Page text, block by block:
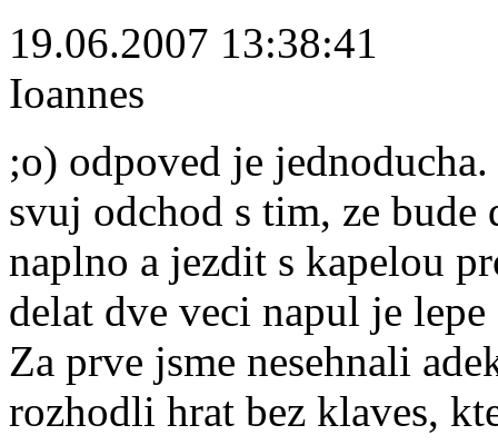
19.06.2007 13:38:41
Ioannes
;o) odpoved je
svuj odchod s tim, ze bude
naplno a jezdit s kapelou
delat dve veci napul je
Za prve jsme nesehnali
rozhodli hrat bez klaves,